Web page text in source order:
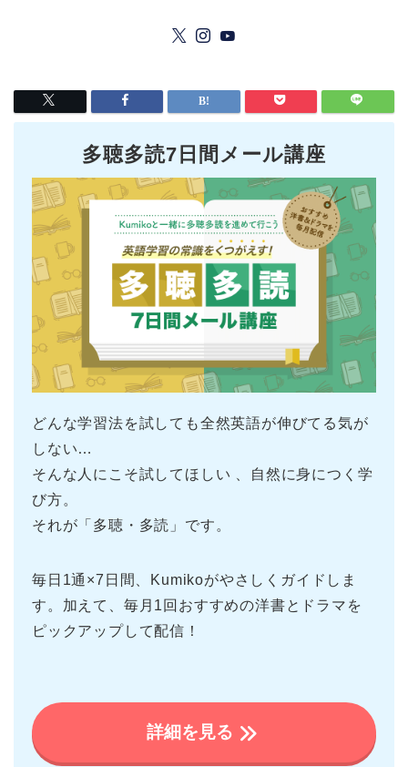
多聴多読7日間メール講座
どんな学習法を試しても全然英語が伸びてる気が
しない…
そんな人にこそ試してほしい 、自然に身につく学
び方。
それが「多聴・多読」です。
毎日1通×7日間、Kumikoがやさしくガイドしま
す。加えて、毎月1回おすすめの洋書とドラマを
ピックアップして配信！
詳細を見る